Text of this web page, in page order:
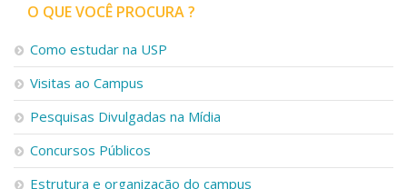
Serviços
Apoio ao Estudante
Segurança, Trânsito e Prevenção
RH, Administrativo e Financeiro
Outros serviços
Comunicação
Assessorias e Mídias
O QUE VOCÊ PROCURA ?
Como estudar na USP
Visitas ao Campus
Pesquisas Divulgadas na Mídia
Concursos Públicos
Estrutura e organização do campus